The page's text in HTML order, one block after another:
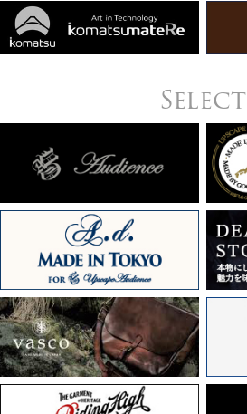
Select